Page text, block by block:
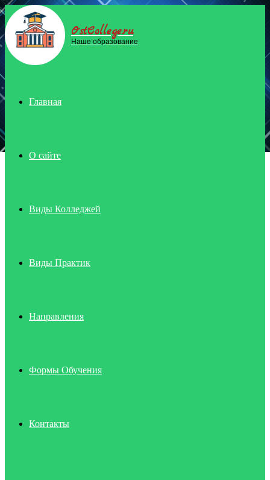
Menu OstCollege.ru
Наше образование
Главная
О сайте
Виды Колледжей
Виды Практик
Направления
Формы Обучения
Контакты